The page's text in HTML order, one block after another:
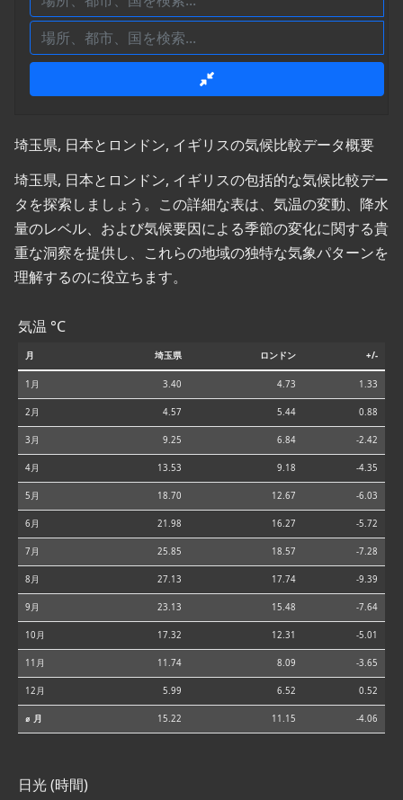
埼玉県, 日本とロンドン, イギリスの気候比較データ概要
埼玉県, 日本とロンドン, イギリスの包括的な気候比較デー
タを探索しましょう。この詳細な表は、気温の変動、降水
量のレベル、および気候要因による季節の変化に関する貴
重な洞察を提供し、これらの地域の独特な気象パターンを
理解するのに役立ちます。
気温 °C
月 埼玉県 ロンドン +/-
1月 3.40 4.73 1.33
2月 4.57 5.44 0.88
3月 9.25 6.84 -2.42
4月 13.53 9.18 -4.35
5月 18.70 12.67 -6.03
6月 21.98 16.27 -5.72
7月 25.85 18.57 -7.28
8月 27.13 17.74 -9.39
9月 23.13 15.48 -7.64
10月 17.32 12.31 -5.01
11月 11.74 8.09 -3.65
12月 5.99 6.52 0.52
⌀ 月 15.22 11.15 -4.06
日光 (時間)